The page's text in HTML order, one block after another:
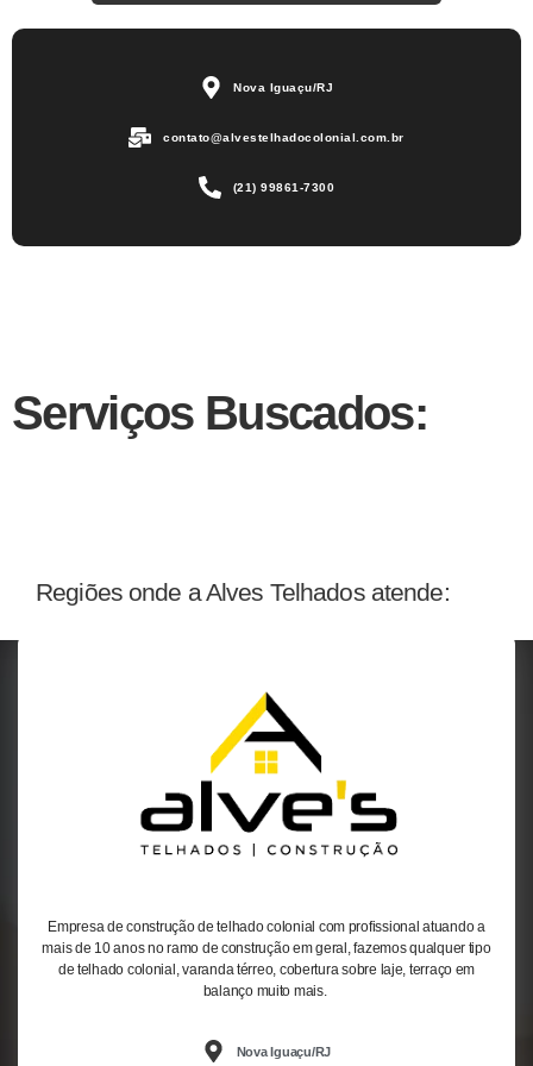
Nova Iguaçu/RJ
contato@alvestelhadocolonial.com.br
(21) 99861-7300
Serviços Buscados:
Regiões onde a Alves Telhados atende:
Empresa de construção de telhado colonial com profissional atuando a
mais de 10 anos no ramo de construção em geral, fazemos qualquer tipo
de telhado colonial, varanda térreo, cobertura sobre laje, terraço em
balanço muito mais.
Nova Iguaçu/RJ